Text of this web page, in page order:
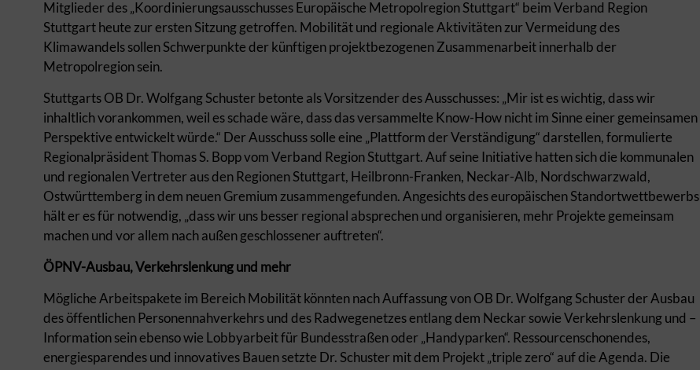
Mitglieder des „Koordinierungsausschusses Europäische Metropolregion Stuttgart“ beim Verband Region
Stuttgart heute zur ersten Sitzung getroffen. Mobilität und regionale Aktivitäten zur Vermeidung des
Klimawandels sollen Schwerpunkte der künftigen projektbezogenen Zusammenarbeit innerhalb der
Metropolregion sein.
Stuttgarts OB Dr. Wolfgang Schuster betonte als Vorsitzender des Ausschusses: „Mir ist es wichtig, dass wir
inhaltlich vorankommen, weil es schade wäre, dass das versammelte Know-How nicht im Sinne einer gemeinsamen
Perspektive entwickelt würde.“ Der Ausschuss solle eine „Plattform der Verständigung“ darstellen, formulierte
Regionalpräsident Thomas S. Bopp vom Verband Region Stuttgart. Auf seine Initiative hatten sich die kommunalen
und regionalen Vertreter aus den Regionen Stuttgart, Heilbronn-Franken, Neckar-Alb, Nordschwarzwald,
Ostwürttemberg in dem neuen Gremium zusammengefunden. Angesichts des europäischen Standortwettbewerbs
hält er es für notwendig, „dass wir uns besser regional absprechen und organisieren, mehr Projekte gemeinsam
machen und vor allem nach außen geschlossener auftreten“.
ÖPNV-Ausbau, Verkehrslenkung und mehr
Mögliche Arbeitspakete im Bereich Mobilität könnten nach Auffassung von OB Dr. Wolfgang Schuster der Ausbau
des öffentlichen Personennahverkehrs und des Radwegenetzes entlang dem Neckar sowie Verkehrslenkung und –
Information sein ebenso wie Lobbyarbeit für Bundesstraßen oder „Handyparken“. Ressourcenschonendes,
energiesparendes und innovatives Bauen setzte Dr. Schuster mit dem Projekt „triple zero“ auf die Agenda. Die